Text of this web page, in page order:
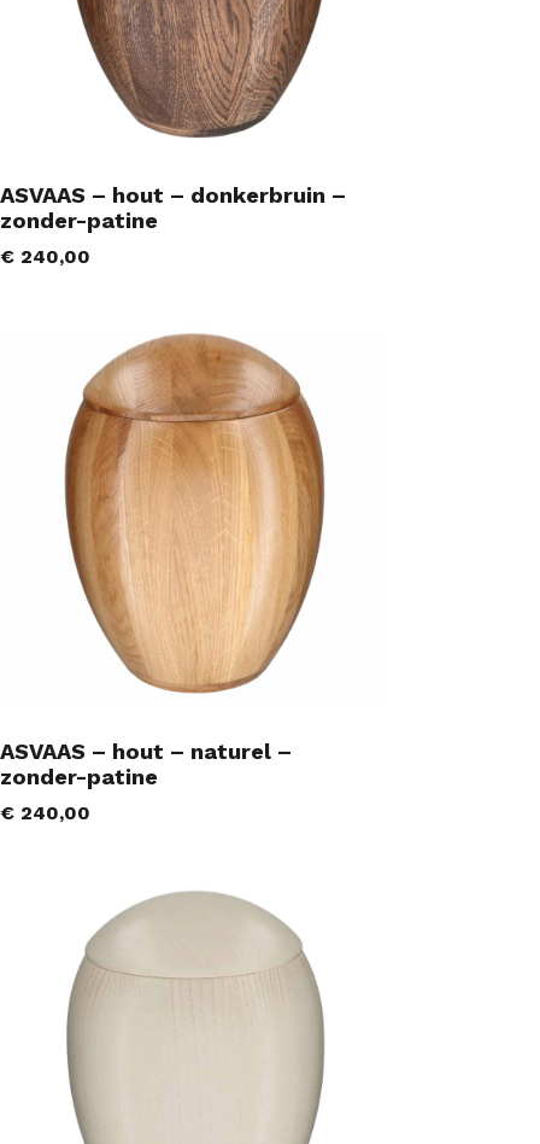
ASVAAS – hout – donkerbruin –
zonder-patine
€ 240,00
ASVAAS – hout – naturel –
zonder-patine
€ 240,00